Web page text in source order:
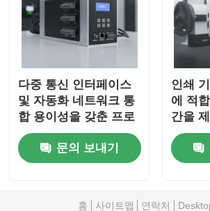
다중 통신 인터페이스
및 자동화 네트워크 통
합 용이성을 갖춘 프로
그래머블 AC 서보 모터
드라이버문의 보내기
인쇄
에 적
간을
래밍
터 드
홈 사이트맵 연락처